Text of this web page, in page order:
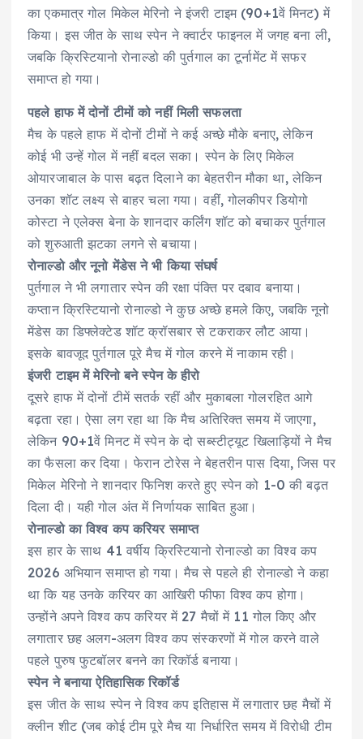
का एकमात्र गोल मिकेल मेरिनो ने इंजरी टाइम (90+1वें मिनट) में
किया। इस जीत के साथ स्पेन ने क्वार्टर फाइनल में जगह बना ली,
जबकि क्रिस्टियानो रोनाल्डो की पुर्तगाल का टूर्नामेंट में सफर
समाप्त हो गया।
पहले हाफ में दोनों टीमों को नहीं मिली सफलता
मैच के पहले हाफ में दोनों टीमों ने कई अच्छे मौके बनाए, लेकिन
कोई भी उन्हें गोल में नहीं बदल सका। स्पेन के लिए मिकेल
ओयारजाबाल के पास बढ़त दिलाने का बेहतरीन मौका था, लेकिन
उनका शॉट लक्ष्य से बाहर चला गया। वहीं, गोलकीपर डियोगो
कोस्टा ने एलेक्स बेना के शानदार कर्लिंग शॉट को बचाकर पुर्तगाल
को शुरुआती झटका लगने से बचाया।
रोनाल्डो और नूनो मेंडेस ने भी किया संघर्ष
पुर्तगाल ने भी लगातार स्पेन की रक्षा पंक्ति पर दबाव बनाया।
कप्तान क्रिस्टियानो रोनाल्डो ने कुछ अच्छे हमले किए, जबकि नूनो
मेंडेस का डिफ्लेक्टेड शॉट क्रॉसबार से टकराकर लौट आया।
इसके बावजूद पुर्तगाल पूरे मैच में गोल करने में नाकाम रही।
इंजरी टाइम में मेरिनो बने स्पेन के हीरो
दूसरे हाफ में दोनों टीमें सतर्क रहीं और मुकाबला गोलरहित आगे
बढ़ता रहा। ऐसा लग रहा था कि मैच अतिरिक्त समय में जाएगा,
लेकिन 90+1वें मिनट में स्पेन के दो सब्स्टीट्यूट खिलाड़ियों ने मैच
का फैसला कर दिया। फेरान टोरेस ने बेहतरीन पास दिया, जिस पर
मिकेल मेरिनो ने शानदार फिनिश करते हुए स्पेन को 1-0 की बढ़त
दिला दी। यही गोल अंत में निर्णायक साबित हुआ।
रोनाल्डो का विश्व कप करियर समाप्त
इस हार के साथ 41 वर्षीय क्रिस्टियानो रोनाल्डो का विश्व कप
2026 अभियान समाप्त हो गया। मैच से पहले ही रोनाल्डो ने कहा
था कि यह उनके करियर का आखिरी फीफा विश्व कप होगा।
उन्होंने अपने विश्व कप करियर में 27 मैचों में 11 गोल किए और
लगातार छह अलग-अलग विश्व कप संस्करणों में गोल करने वाले
पहले पुरुष फुटबॉलर बनने का रिकॉर्ड बनाया।
स्पेन ने बनाया ऐतिहासिक रिकॉर्ड
इस जीत के साथ स्पेन ने विश्व कप इतिहास में लगातार छह मैचों में
क्लीन शीट (जब कोई टीम पूरे मैच या निर्धारित समय में विरोधी टीम